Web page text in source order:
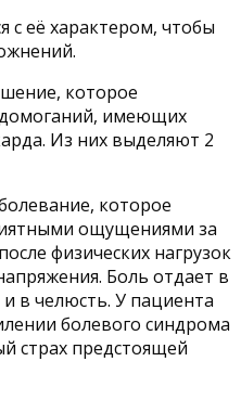
с её характером, чтобы
которое
имеющих
Из них выделяют 2
которое
ощущениями за
физических нагрузок
Боль отдает в
в челюсть. У пациента
болевого синдрома
страх предстоящей